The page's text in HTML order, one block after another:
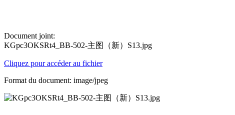
Document joint:
KGpc3OKSRt4_BB-502-主图（新）S13.jpg
Cliquez pour accéder au fichier
Format du document: image/jpeg